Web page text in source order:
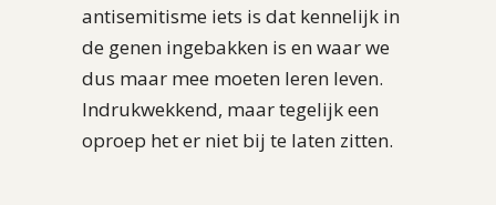
antisemitisme iets is dat kennelijk in
de genen ingebakken is en waar we
dus maar mee moeten leren leven.
Indrukwekkend, maar tegelijk een
oproep het er niet bij te laten zitten.